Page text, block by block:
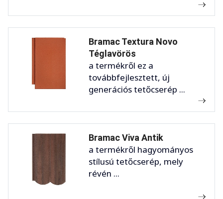
Bramac Textura Novo
Téglavörös
a termékről ez a
továbbfejlesztett, új
generációs tetőcserép ...
Bramac Viva Antik
a termékről hagyományos
stílusú tetőcserép, mely
révén ...